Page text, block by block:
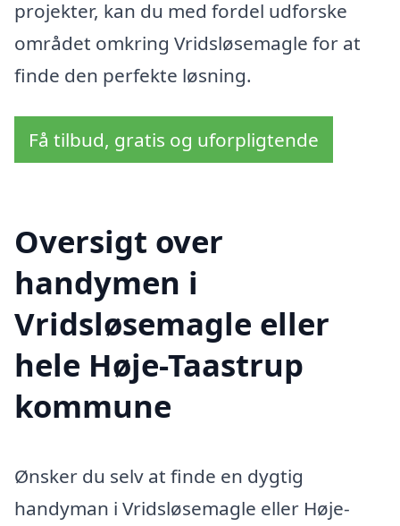
projekter, kan du med fordel udforske
området omkring Vridsløsemagle for at
finde den perfekte løsning.
Få tilbud, gratis og uforpligtende
Oversigt over
handymen i
Vridsløsemagle eller
hele Høje-Taastrup
kommune
Ønsker du selv at finde en dygtig
handyman i Vridsløsemagle eller Høje-